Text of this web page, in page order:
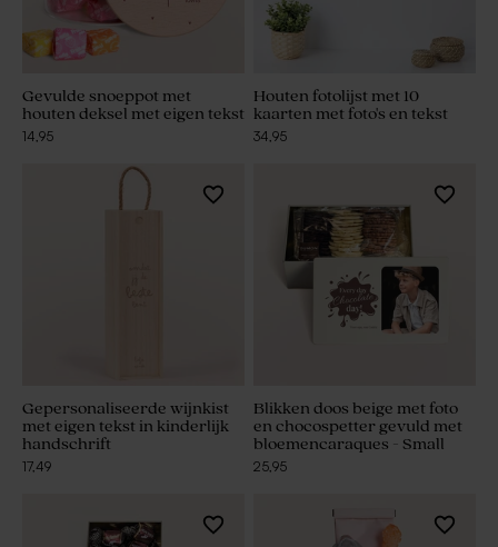
Gevulde snoeppot met
houten deksel met eigen tekst
14,95
Houten fotolijst met 10
kaarten met foto's en tekst
34,95
Gepersonaliseerde wijnkist
met eigen tekst in kinderlijk
handschrift
17,49
Blikken doos beige met foto
en chocospetter gevuld met
bloemencaraques - Small
25,95